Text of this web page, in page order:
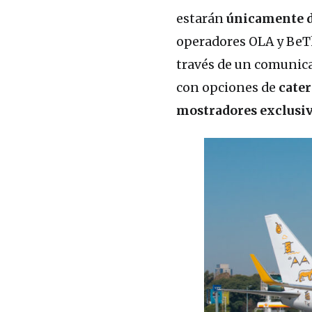
estaránúnicamente
operadores OLA y
través de un
con opciones de
mostradores